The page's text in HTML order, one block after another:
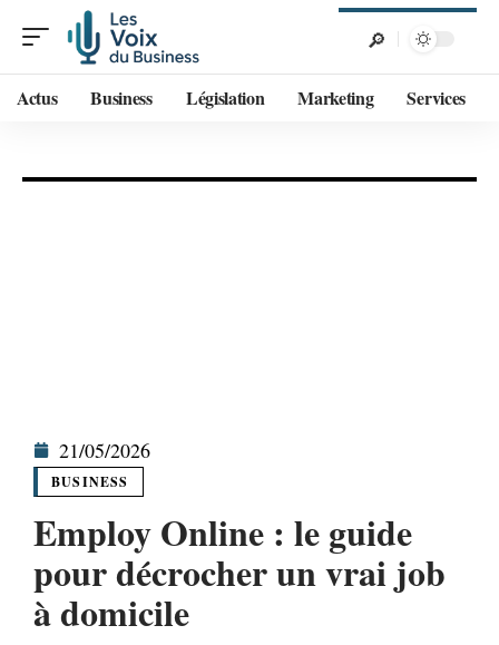
Actus Business Législation Marketing Services
21/05/2026
BUSINESS
Employ Online : le guide
pour décrocher un vrai job
à domicile